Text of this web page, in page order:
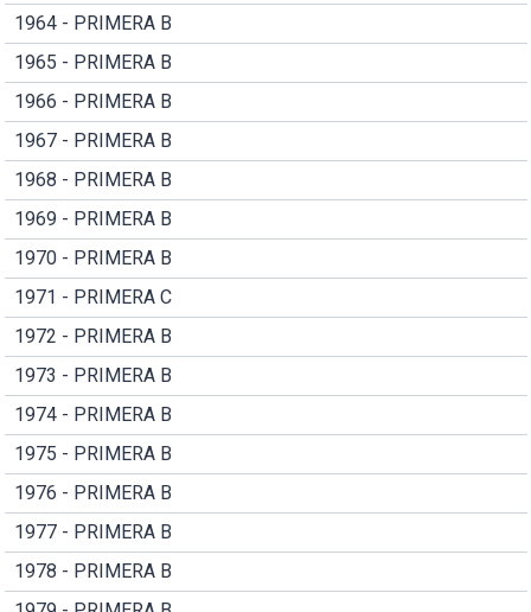
1964 - PRIMERA B
1965 - PRIMERA B
1966 - PRIMERA B
1967 - PRIMERA B
1968 - PRIMERA B
1969 - PRIMERA B
1970 - PRIMERA B
1971 - PRIMERA C
1972 - PRIMERA B
1973 - PRIMERA B
1974 - PRIMERA B
1975 - PRIMERA B
1976 - PRIMERA B
1977 - PRIMERA B
1978 - PRIMERA B